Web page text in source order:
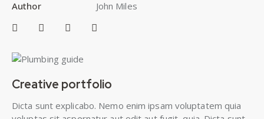
Creative portfolio
Dicta sunt explicabo. Nemo enim ipsam voluptatem quia
Author
John Miles